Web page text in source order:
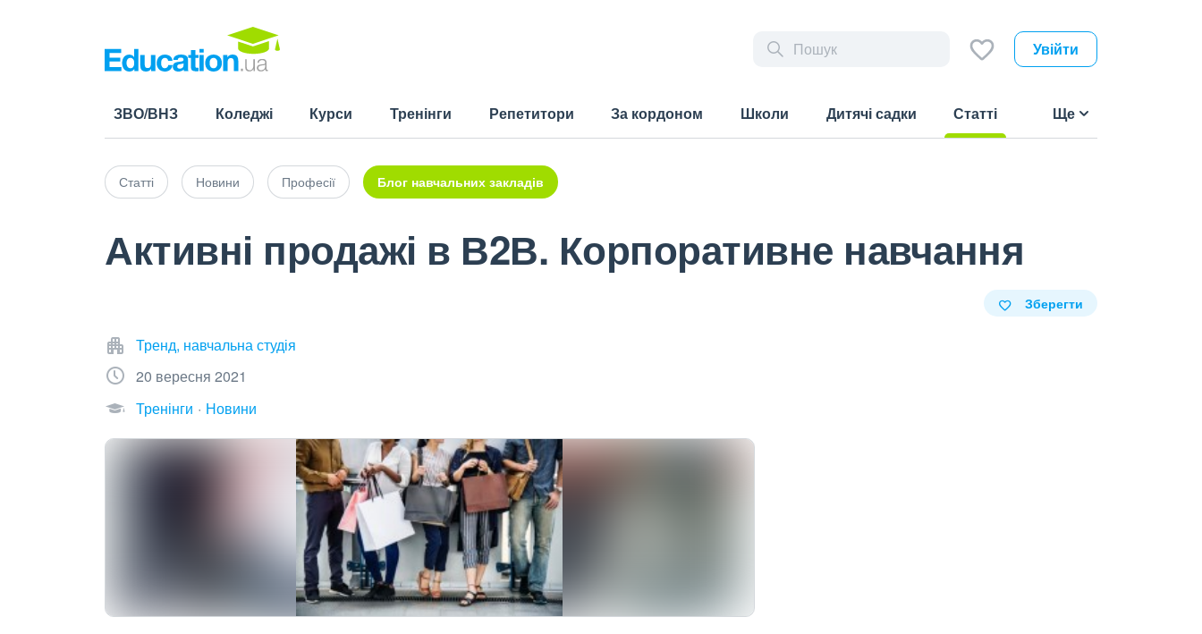
Увійти
ЗВО/ВНЗ Коледжі Курси Тренінги Репетитори За кордоном Школи Дитячі садки
Статті
Ще
Статті Новини Професії Блог навчальних закладів
Активні продажі в В2В. Корпоративне навчання
Зберегти
Тренд, навчальна студія
20 вересня 2021
Тренінги
Новини